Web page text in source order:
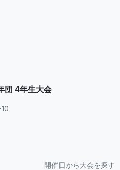
4年生大会
開催日から大会を探す